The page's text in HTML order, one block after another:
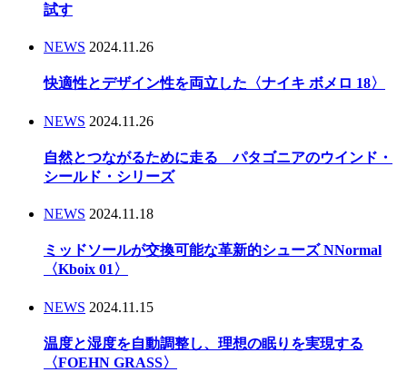
試す
NEWS 2024.11.26
快適性とデザイン性を両立した〈ナイキ ボメロ 18〉
NEWS 2024.11.26
自然とつながるために走る パタゴニアのウインド・
シールド・シリーズ
NEWS 2024.11.18
ミッドソールが交換可能な革新的シューズ NNormal
〈Kboix 01〉
NEWS 2024.11.15
温度と湿度を自動調整し、理想の眠りを実現する
〈FOEHN GRASS〉